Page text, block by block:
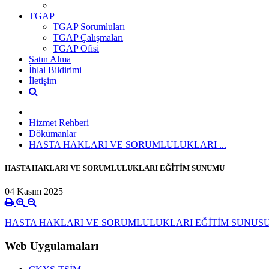
TGAP
TGAP Sorumluları
TGAP Çalışmaları
TGAP Ofisi
Satın Alma
İhlal Bildirimi
İletişim
Hizmet Rehberi
Dökümanlar
HASTA HAKLARI VE SORUMLULUKLARI ...
HASTA HAKLARI VE SORUMLULUKLARI EĞİTİM SUNUMU
04 Kasım 2025
HASTA HAKLARI VE SORUMLULUKLARI EĞİTİM
Web Uygulamaları